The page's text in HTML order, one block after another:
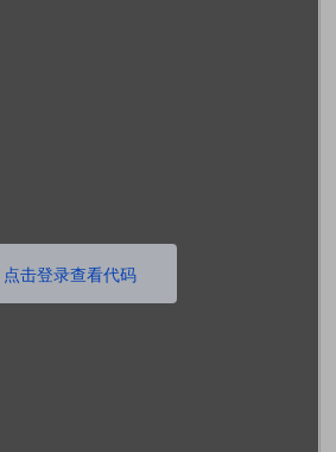
点击登录查看代码